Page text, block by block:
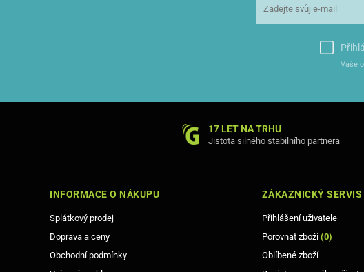
Vaše
17 LET NA TRHU
Jistota silného stabilního partnera
INFORMACE O NÁKUPU
Splátkový prodej
Doprava a ceny
Obchodní podmínky
ZÁKAZNICKÝ SERVIS
Přihlášení uživatele
Porovnat zboží(0)
Oblíbené zboží